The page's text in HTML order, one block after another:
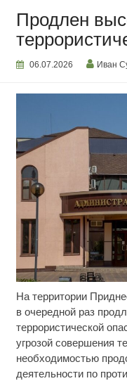
Продлен
06.07.2026 Иван
На территории
в очередной раз
террористической
угрозой совершения
необходимостью
деятельности по
Ролик
будете
Этот танец
Ржу не